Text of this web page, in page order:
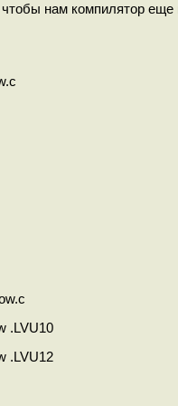
нам компилятор еще
.LVU10
.LVU12